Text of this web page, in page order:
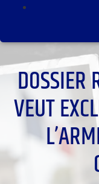
DOSSIER
VEUT